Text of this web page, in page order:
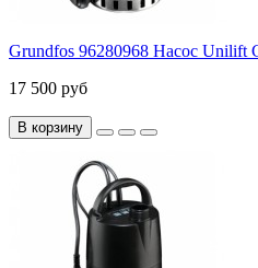
Grundfos 96280968 Насос Unilift
17 500 руб
В корзину